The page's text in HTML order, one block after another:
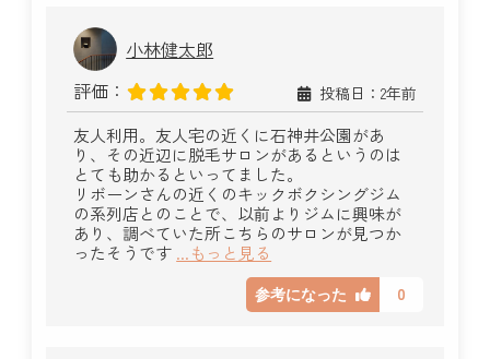
小林健太郎
評価：
投稿日：2年前
友人利用。友人宅の近くに石神井公園があ
り、その近辺に脱毛サロンがあるというのは
とても助かるといってました。
リボーンさんの近くのキックボクシングジム
の系列店とのことで、以前よりジムに興味が
あり、調べていた所こちらのサロンが見つか
ったそうです ...もっと見る
参考になった 0